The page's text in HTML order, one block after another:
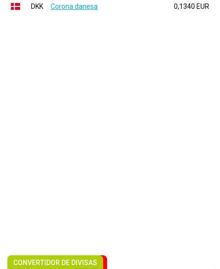
DKK
Corona danesa 0,1340 EUR
CONVERTIDOR DE DIVISAS